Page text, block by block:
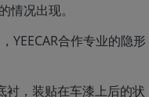
况出现。
合作专业的隐形
，装贴在车漆上后的状